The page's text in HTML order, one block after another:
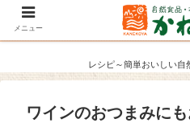
レシピ～簡単おいしい自
ワインのおつまみに
メニュー